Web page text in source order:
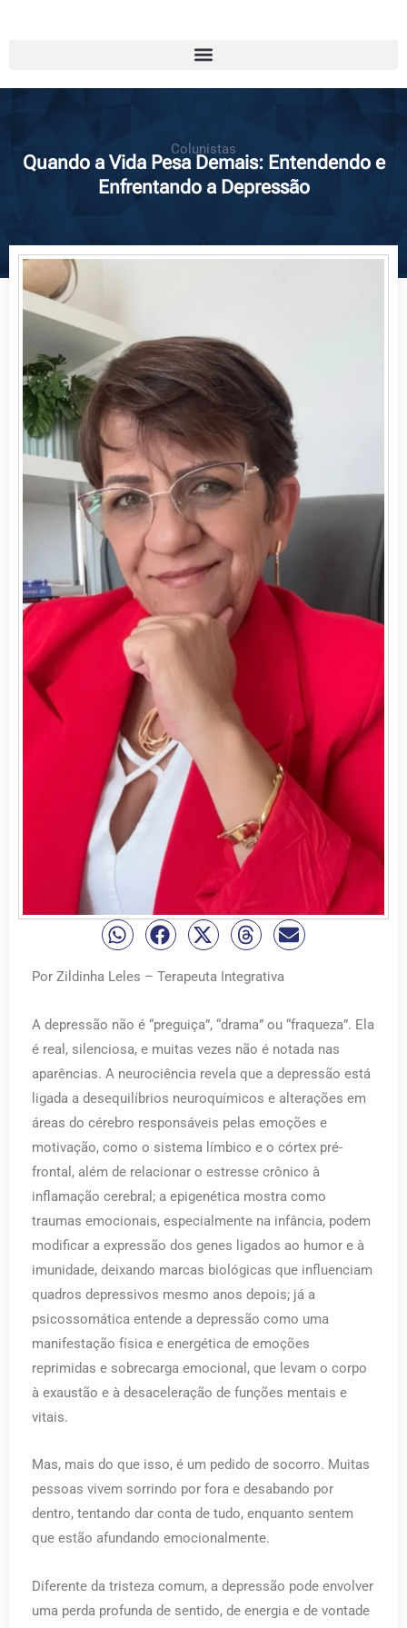
Colunistas
Quando a Vida Pesa Demais: Entendendo e
Enfrentando a Depressão
Por Zildinha Leles – Terapeuta Integrativa
A depressão não é “preguiça”, “drama” ou “fraqueza”. Ela
é real, silenciosa, e muitas vezes não é notada nas
aparências. A neurociência revela que a depressão está
ligada a desequilíbrios neuroquímicos e alterações em
áreas do cérebro responsáveis pelas emoções e
motivação, como o sistema límbico e o córtex pré-
frontal, além de relacionar o estresse crônico à
inflamação cerebral; a epigenética mostra como
traumas emocionais, especialmente na infância, podem
modificar a expressão dos genes ligados ao humor e à
imunidade, deixando marcas biológicas que influenciam
quadros depressivos mesmo anos depois; já a
psicossomática entende a depressão como uma
manifestação física e energética de emoções
reprimidas e sobrecarga emocional, que levam o corpo
à exaustão e à desaceleração de funções mentais e
vitais.
Mas, mais do que isso, é um pedido de socorro. Muitas
pessoas vivem sorrindo por fora e desabando por
dentro, tentando dar conta de tudo, enquanto sentem
que estão afundando emocionalmente.
Diferente da tristeza comum, a depressão pode envolver
uma perda profunda de sentido, de energia e de vontade